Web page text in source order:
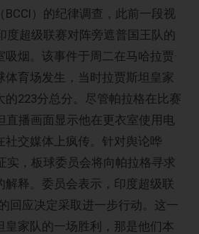
BCCI）的纪律调查，此前一段视
度超级联赛对阵旁遮普国王队的
吸烟。该事件于周二在马哈拉贾·
体育场发生，当时拉贾斯坦皇家
的223分总分。尽管帕拉格在比赛
直播画面显示他在更衣室使用电
社交媒体上疯传。针对舆论哗
实，板球委员会将向帕拉格寻求
解释。委员会表示，印度超级联
回应决定采取进一步行动。这一
皇家队的一场胜利，那是他们本